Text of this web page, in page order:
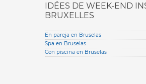
IDÉES DE WEEK-END
BRUXELLES
En pareja en Bruselas
Spa en Bruselas
Con piscina en Bruselas